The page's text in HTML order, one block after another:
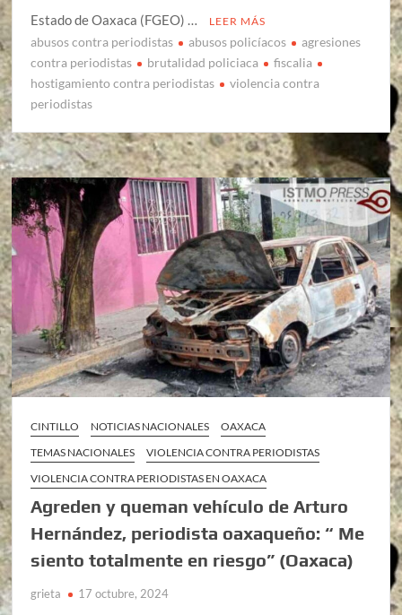
Estado de Oaxaca (FGEO) …
LEER MÁS
abusos contra periodistas abusos policíacos
agresiones
contra periodistas
brutalidad policiaca
fiscalia
hostigamiento contra periodistas
violencia contra
periodistas
CINTILLO NOTICIAS NACIONALES
OAXACA
TEMAS NACIONALES
VIOLENCIA CONTRA PERIODISTAS
VIOLENCIA CONTRA PERIODISTAS EN OAXACA
Agreden y queman vehículo de Arturo
Hernández, periodista oaxaqueño: “ Me
siento totalmente en riesgo” (Oaxaca)
grieta 17 octubre, 2024